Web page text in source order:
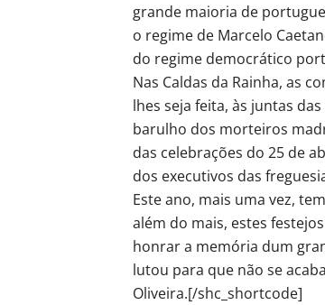
grande maioria de
o regime de Marcelo
do regime democrático
Nas Caldas da Rainha, as
lhes seja feita, às juntas
barulho dos morteiros
das celebrações do 25 de
dos executivos das
Este ano, mais uma vez,
além do mais, estes
honrar a memória dum
lutou para que não se
Oliveira.[/shc_shortcode]